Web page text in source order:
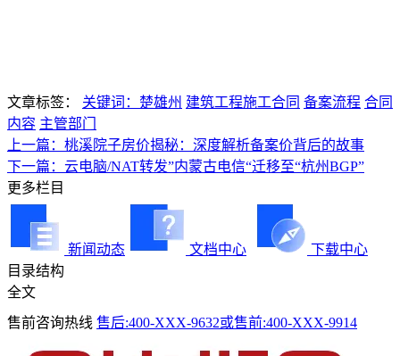
文章标签： 关键词：楚雄州 建筑工程施工合同 备案流程 合同
内容 主管部门
上一篇：桃溪院子房价揭秘：深度解析备案价背后的故事
下一篇：云电脑/NAT转发”内蒙古电信“迁移至“杭州BGP”
更多栏目
新闻动态 文档中心
下载中心
目录结构
全文
售前咨询热线 售后:400-XXX-9632或售前:400-XXX-9914